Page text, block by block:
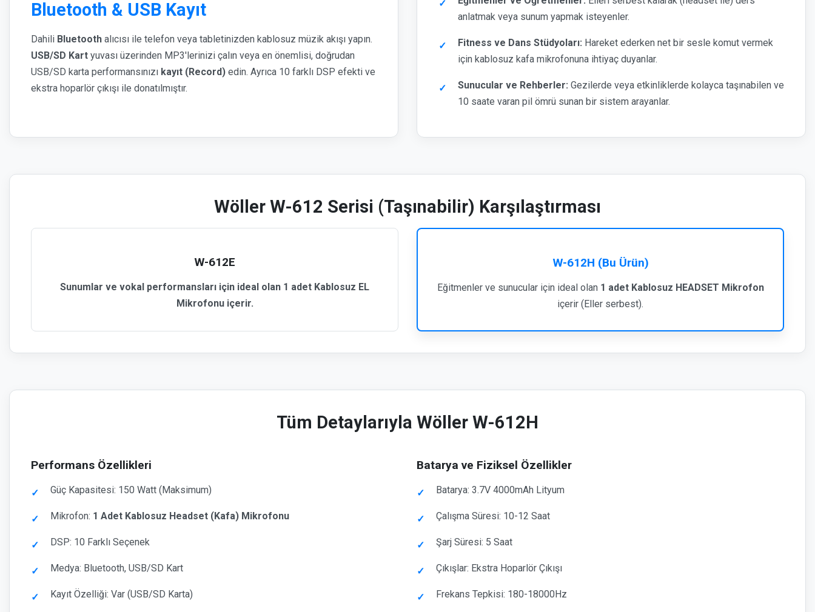
Bluetooth & USB Kayıt
Dahili Bluetooth alıcısı ile telefon veya tabletinizden kablosuz müzik akışı yapın.
USB/SD Kart yuvası üzerinden MP3'lerinizi çalın veya en önemlisi, doğrudan
USB/SD karta performansınızı kayıt (Record) edin. Ayrıca 10 farklı DSP efekti ve
ekstra hoparlör çıkışı ile donatılmıştır.
anlatmak veya sunum yapmak isteyenler.
Fitness ve Dans Stüdyoları: Hareket ederken net bir sesle komut vermek
için kablosuz kafa mikrofonuna ihtiyaç duyanlar.
Sunucular ve Rehberler: Gezilerde veya etkinliklerde kolayca taşınabilen ve
10 saate varan pil ömrü sunan bir sistem arayanlar.
Wöller W-612 Serisi (Taşınabilir) Karşılaştırması
W-612E
Sunumlar ve vokal performansları için ideal olan 1 adet Kablosuz EL
Mikrofonuiçerir.
W-612H (Bu Ürün)
Eğitmenler ve sunucular için ideal olan 1 adet Kablosuz HEADSET Mikrofon
içerir (Eller serbest).
Tüm Detaylarıyla Wöller W-612H
Performans Özellikleri
Güç Kapasitesi: 150 Watt (Maksimum)
Mikrofon: 1 Adet Kablosuz Headset (Kafa) Mikrofonu
DSP: 10 Farklı Seçenek
Medya: Bluetooth, USB/SD Kart
Kayıt Özelliği: Var (USB/SD Karta)
Batarya ve Fiziksel Özellikler
Batarya: 3.7V 4000mAh Lityum
Çalışma Süresi: 10-12 Saat
Şarj Süresi: 5 Saat
Çıkışlar: Ekstra Hoparlör Çıkışı
Frekans Tepkisi: 180-18000Hz